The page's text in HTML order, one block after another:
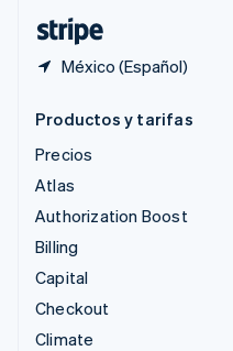
México (Español)
Productos y tarifas
Precios
Atlas
Authorization Boost
Billing
Capital
Checkout
Climate